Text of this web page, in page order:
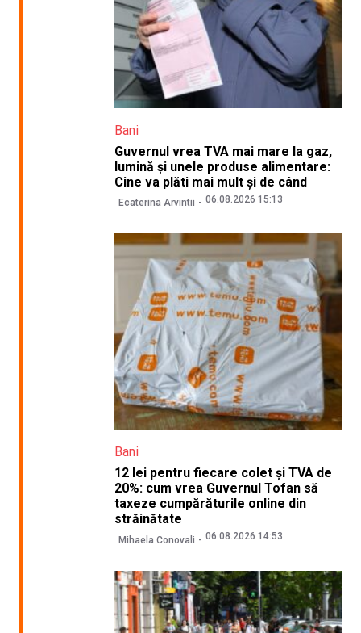
Bani
Guvernul vrea TVA mai mare la gaz,
lumină și unele produse alimentare:
Cine va plăti mai mult și de când
Ecaterina Arvintii 06.08.2026 15:13
Bani
12 lei pentru fiecare colet și TVA de
20%: cum vrea Guvernul Tofan să
taxeze cumpărăturile online din
străinătate
Mihaela Conovali 06.08.2026 14:53